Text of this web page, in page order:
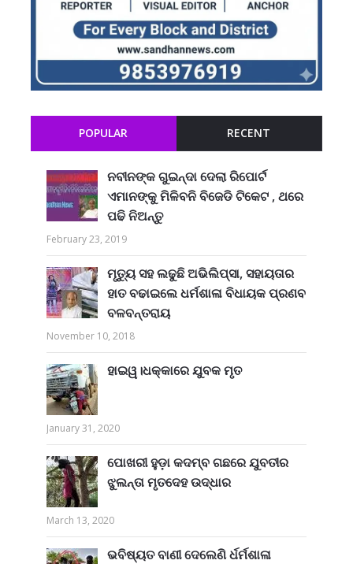
POPULAR RECENT
ନବୀନଙ୍କ ଗୁଇନ୍ଦା ଦେଲା ରିପୋର୍ଟ
ଏମାନଙ୍କୁ ମିଳିବନି ବିଜେଡି ଟିକେଟ , ଥରେ
ପଢି ନିଅନ୍ତୁ
February 23, 2019
ମୃତ୍ୟୁ ସହ ଲଢୁଛି ଅଭିଲିପ୍ସା, ସହାୟତାର
ହାତ ବଢାଇଲେ ଧର୍ମଶାଳା ବିଧାୟକ ପ୍ରଣବ
ବଳବନ୍ତରାୟ
November 10, 2018
ହାଇୱ।ଧକ୍କାରେ ଯୁବକ ମୃତ
January 31, 2020
ପୋଖରୀ ହୁଡ଼ା କଦମ୍ବ ଗଛରେ ଯୁବତୀର
ଝୁଲନ୍ତା ମୃତଦେହ ଉଦ୍ଧାର
March 13, 2020
ଭବିଷ୍ୟତ ବାଣୀ ଦେଲେଣି ର୍ଧର୍ମଶାଳା